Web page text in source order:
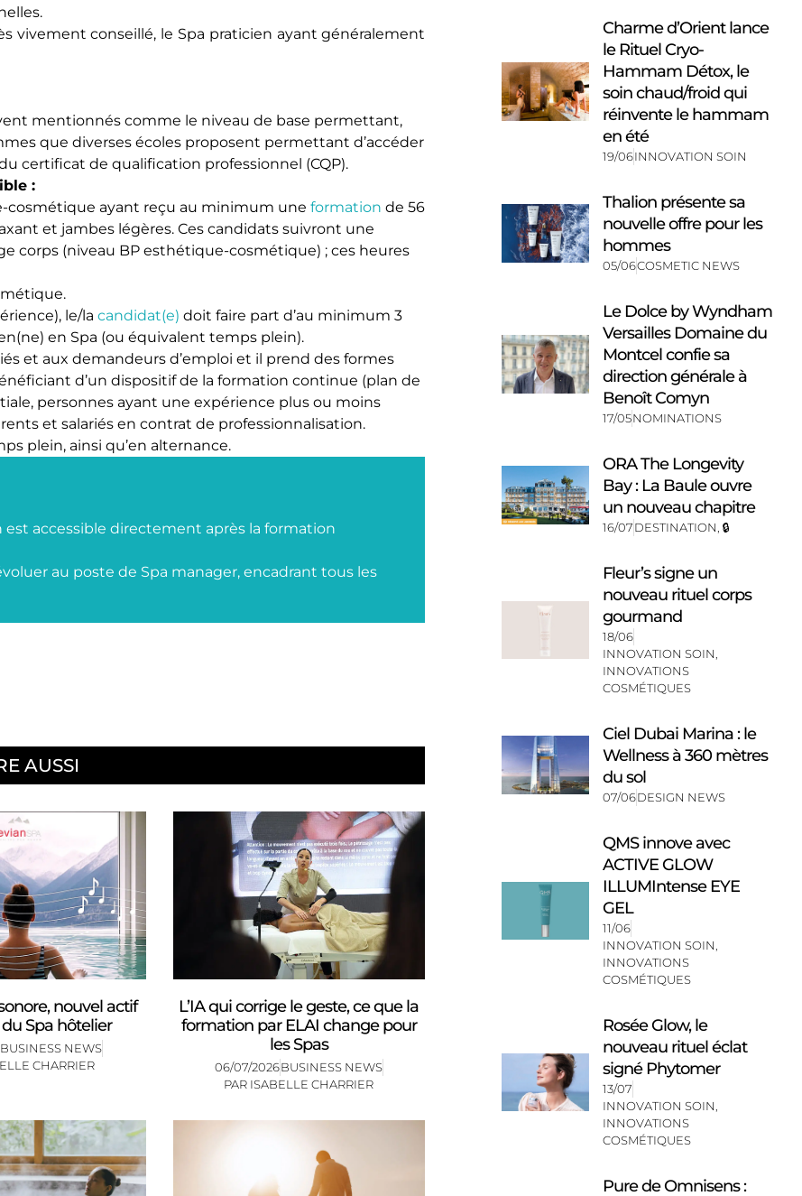
vivement conseillé, le Spa praticien ayant généralement
mentionnés comme le niveau de base permettant,
que diverses écoles proposent permettant d’accéder
certificat de qualification professionnel (CQP).
:
cosmétique ayant reçu au minimum une formation de 56
et jambes légères. Ces candidats suivront une
corps (niveau BP esthétique-cosmétique) ; ces heures
le/la candidat(e) doit faire part d’au minimum 3
en Spa (ou équivalent temps plein).
et aux demandeurs d’emploi et il prend des formes
d’un dispositif de la formation continue (plan de
personnes ayant une expérience plus ou moins
et salariés en contrat de professionnalisation.
plein, ainsi qu’en alternance.
accessible directement après la formation
au poste de Spa manager, encadrant tous les
AUSSI
nouvel actif
Spa hôtelier
BUSINESS NEWS
CHARRIER
L’IA qui corrige le geste, ce que la
formation par ELAI change pour
les Spas
06/07/2026BUSINESS NEWS
PAR ISABELLE CHARRIER
Charme d’Orient lance
le Rituel Cryo-
Hammam Détox, le
soin chaud/froid qui
réinvente le hammam
en été
19/06INNOVATION SOIN
Thalion présente sa
nouvelle offre pour les
hommes
05/06COSMETIC NEWS
Le Dolce by Wyndham
Versailles Domaine du
Montcel confie sa
direction générale à
Benoît Comyn
17/05NOMINATIONS
ORA The Longevity
Bay : La Baule ouvre
un nouveau chapitre
16/07DESTINATION ,🔒
Fleur’s signe un
nouveau rituel corps
gourmand
18/06
INNOVATION SOIN
INNOVATIONS
COSMÉTIQUES
Ciel Dubai Marina : le
Wellness à 360 mètres
du sol
07/06DESIGN NEWS
QMS innove avec
ACTIVE GLOW
ILLUMIntense EYE
GEL
11/06
INNOVATION SOIN
INNOVATIONS
COSMÉTIQUES
Rosée Glow, le
nouveau rituel éclat
signé Phytomer
13/07
INNOVATION SOIN
INNOVATIONS
COSMÉTIQUES
Pure de Omnisens :